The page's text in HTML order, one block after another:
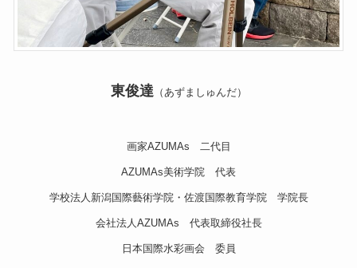
東俊達（あずましゅんだ）
画家AZUMAs 二代目
AZUMAs美術学院 代表
学校法人新潟国際藝術学院・佐渡国際教育学院 学院長
会社法人AZUMAs 代表取締役社長
日本国際水彩画会 委員